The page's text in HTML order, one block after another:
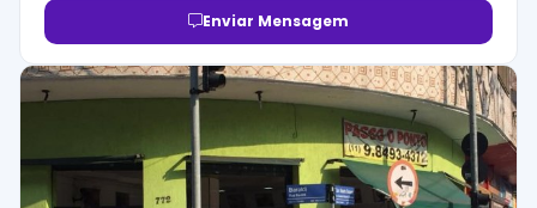
Enviar Mensagem